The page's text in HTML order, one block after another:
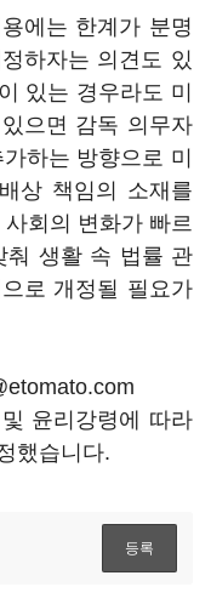
에는 한계가 분명
하자는 의견도 있
있는 경우라도 미
으면 감독 의무자
하는 방향으로 미
상 책임의 소재를
회의 변화가 빠르
춰 생활 속 법률 관
로 개정될 필요가
윤리강령에 따라
했습니다.